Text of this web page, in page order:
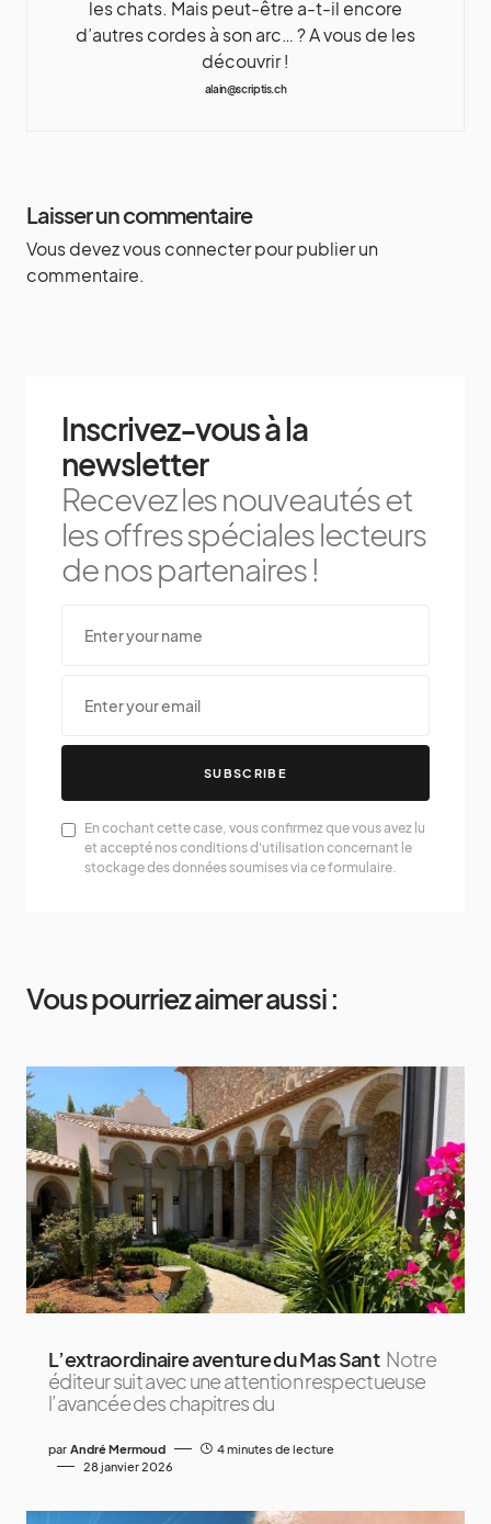
les chats. Mais peut-être a-t-il encore
d’autres cordes à son arc… ? A vous de les
découvrir !
alain@scriptis.ch
Laisser un commentaire
Vous devezvous connecterpour publier un
commentaire.
Inscrivez-vous à la
newsletter
Recevez les nouveautés et
les offres spéciales lecteurs
de nos partenaires !
SUBSCRIBE
En cochant cette case, vous confirmez que vous avez lu
et accepté nos conditions d'utilisation concernant le
stockage des données soumises via ce formulaire.
Vous pourriez aimer aussi :
L’extraordinaire aventure du Mas Sant Notre
éditeur suit avec une attention respectueuse
l’avancée des chapitres du
par André Mermoud
4 minutes de lecture
28 janvier 2026